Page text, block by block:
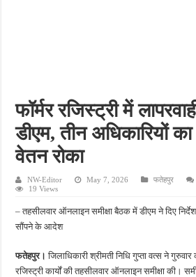
दिव्यांगजन सशक्तीकरण में उत्कृष्ट योगदान पर मिलेगा
फॉर्मर रजिस्ट्री में
डीएम, तीन अधिकारियों
वेतन रोका
NW-Editor May 7, 2026 फतेहपुर
19 Views
– तहसीलवार ऑनलाइन समीक्षा बैठक में डीएम ने दिए
सौंपने के आदेश
फतेहपुर। जिलाधिकारी श्रीमती निधि गुप्ता वत्स ने
रजिस्ट्री कार्यों की तहसीलवार ऑनलाइन समीक्षा की।